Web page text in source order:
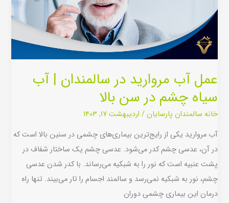
عمل آب مروارید در سالمندان | آب
سیاه چشم در سن بالا
خانه سالمندان پارسایان/ اردیبهشت ۱۷, ۱۴۰۳
آب مروارید یکی از رایج‌ترین بیماری‌های چشمی در سنین بالا است که
در آن، عدسی چشم کدر می‌شود. عدسی چشم یک ساختار شفاف در
پشت عنبیه است که نور را به شبکیه می‌رساند. با کدر شدن عدسی
چشم، نور به شبکیه نمی‌رسد و سالمند اجسام را تار می‌بیند. تنها راه
درمان این بیماری چشمی دوران
سالمندان
آب
سیاه
سن
بالا